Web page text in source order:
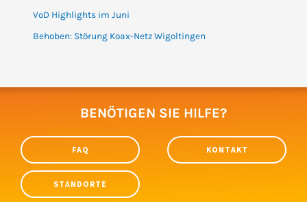
VoD Highlights im Juni
Behoben: Störung Koax-Netz Wigoltingen
BENÖTIGEN SIE HILFE?
FAQ KONTAKT
STANDORTE